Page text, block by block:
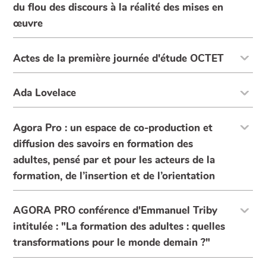
du flou des discours à la réalité des mises en
œuvre
Actes de la première journée d'étude OCTET
Ada Lovelace
Agora Pro : un espace de co-production et
diffusion des savoirs en formation des
adultes, pensé par et pour les acteurs de la
formation, de l’insertion et de l’orientation
AGORA PRO conférence d'Emmanuel Triby
intitulée : "La formation des adultes : quelles
transformations pour le monde demain ?"